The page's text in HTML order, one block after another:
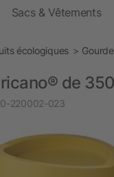
Sacs & Vêtements
écologiques
de
220002-023